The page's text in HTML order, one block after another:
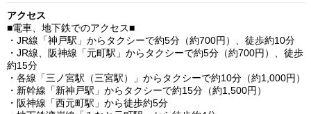
アクセス
■電車、地下鉄でのアクセス■
・JR線「神戸駅」からタクシーで約5分（約700円）、徒歩約10分
・JR線、阪神線「元町駅」からタクシーで約5分（約700円）、徒歩
約15分
・各線「三ノ宮駅（三宮駅）」からタクシーで約10分（約1,000円）
・新幹線「新神戸駅」からタクシーで約15分（約1,500円）
・阪神線「西元町駅」から徒歩約5分